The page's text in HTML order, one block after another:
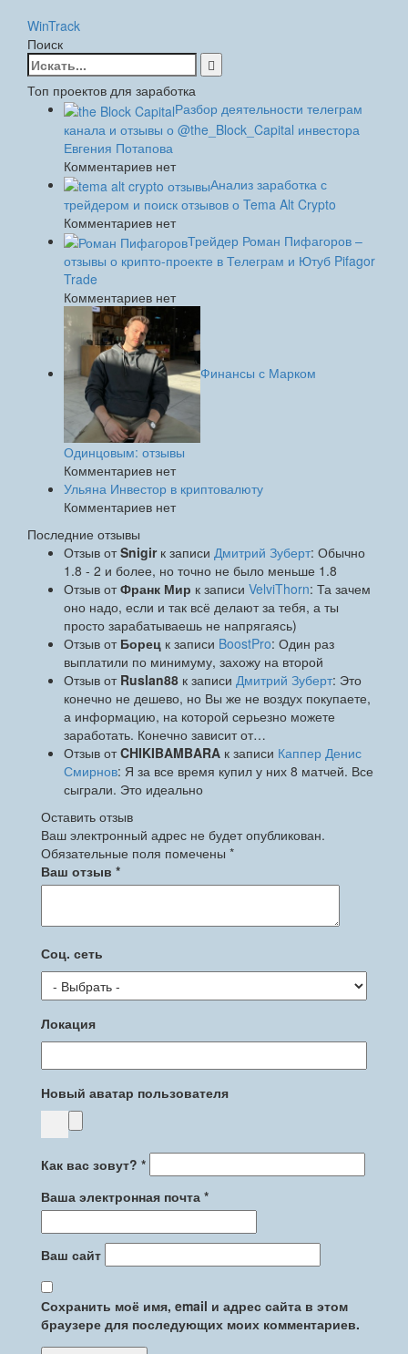
WinTrack
Поиск
Найти:
Топ проектов для заработка
Разбор деятельности телеграм
канала и отзывы о @the_Block_Capital инвестора
Евгения Потапова
Комментариев нет
Анализ заработка с
трейдером и поиск отзывов о Tema Alt Crypto
Комментариев нет
Трейдер Роман Пифагоров –
отзывы о крипто-проекте в Телеграм и Ютуб Pifagor
Trade
Комментариев нет
Финансы с Марком
Одинцовым: отзывы
Комментариев нет
Ульяна Инвестор в криптовалюту
Комментариев нет
Последние отзывы
Отзыв отSnigirк записи Дмитрий Зуберт: Обычно
1.8 - 2 и более, но точно не было меньше 1.8
Отзыв отФранк Мир к записи VelviThorn: Та зачем
оно надо, если и так всё делают за тебя, а ты
просто зарабатываешь не напрягаясь)
Отзыв от Борец к записи BoostPro: Один раз
выплатили по минимуму, захожу на второй
Отзыв от Ruslan88 к записи Дмитрий Зуберт: Это
конечно не дешево, но Вы же не воздух покупаете,
а информацию, на которой серьезно можете
заработать. Конечно зависит от…
Отзыв отCHIKIBAMBARA к записи Каппер Денис
Смирнов: Я за все время купил у них 8 матчей. Все
сыграли. Это идеально
Оставить отзыв
Ваш электронный адрес не будет опубликован.
Обязательные поля помечены *
Ваш отзыв *
Соц. сеть
Локация
Новый аватар пользователя
Как вас зовут? *
Ваша электронная почта *
Ваш сайт
Сохранить моё имя, email и адрес сайта в этом
браузере для последующих моих комментариев.